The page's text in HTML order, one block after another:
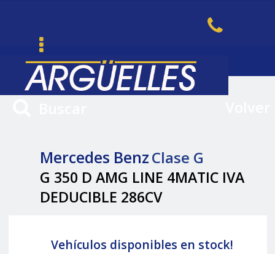
Mercedes BenzClase G
G 350 D AMG LINE 4MATIC IVA
DEDUCIBLE 286CV
Vehículos disponibles en stock!